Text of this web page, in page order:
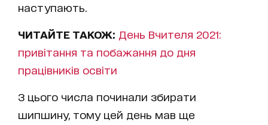
наступають.
ЧИТАЙТЕ ТАКОЖ: День Вчителя 2021:
привітання та побажання до дня
працівників освіти
З цього числа починали збирати
шипшину, тому цей день мав ще